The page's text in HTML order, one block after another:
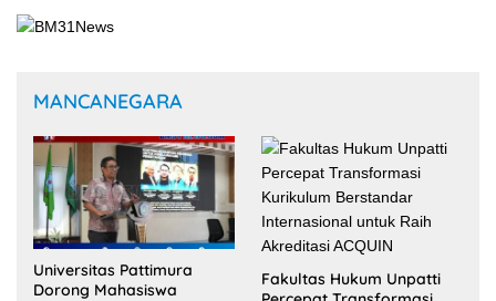
Universitas Pattimura
Dorong Mahasiswa
Menembus Jejaring
Fakultas Hukum Unpatti
Percepat Transformasi
Kurikulum Berstandar